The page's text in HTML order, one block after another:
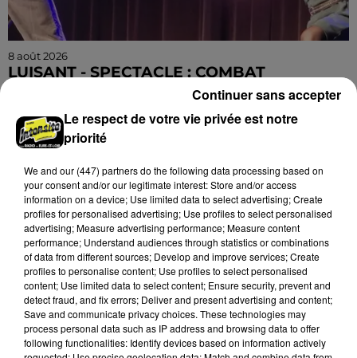
8 août 2026
LUISANT - SPECTACLE : COMBAT
de Luisant : Combat chorégraphié. Spectacle-
conférence. Par la Compagnie Armata.
Le respect de votre vie privée est notre
priorité
We and our (447) partnersdo the following data processing based on
your consent and/or our legitimate interest: Store and/or access
information on a device; Use limited data to select advertising; Create
profiles for personalised advertising; Use profiles to select personalised
advertising; Measure advertising performance; Measure content
performance; Understand audiences through statistics or combinations
of data from different sources; Develop and improve services; Create
profiles to personalise content; Use profiles to select personalised
content; Use limited data to select content; Ensure security, prevent and
detect fraud, and fix errors; Deliver and present advertising and content;
Save and communicate privacy choices. These technologies may
process personal data such as IP address and browsing data to offer
following functionalities: Identify devices based on information actively
Continuer sans accepter